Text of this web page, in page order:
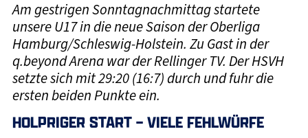
Am gestrigen Sonntagnachmittag startete
unsere U17 in die neue Saison der Oberliga
Hamburg/Schleswig-Holstein. Zu Gast in der
q.beyond Arena war der Rellinger TV. Der HSVH
setzte sich mit 29:20 (16:7) durch und fuhr die
ersten beiden Punkte ein.
HOLPRIGER START – VIELE FEHLWÜRFE